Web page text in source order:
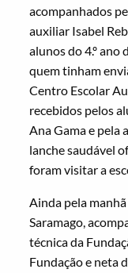
acompanhados
auxiliar Isabel
alunos do 4.º ano
quem tinham
Centro Escolar
recebidos pelos
Ana Gama e pela
lanche saudável
foram visitar a
Ainda pela
Saramago,
técnica da
Fundação e neta